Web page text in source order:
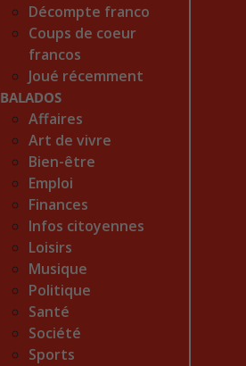
Décompte franco
Coups de coeur
francos
Joué récemment
BALADOS
Affaires
Art de vivre
Bien-être
Emploi
Finances
Infos citoyennes
Loisirs
Musique
Politique
Santé
Société
Sports